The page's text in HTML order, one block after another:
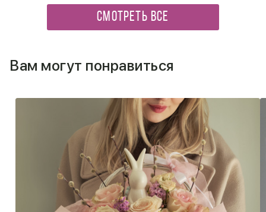
СМОТРЕТЬ ВСЕ
Вам могут понравиться